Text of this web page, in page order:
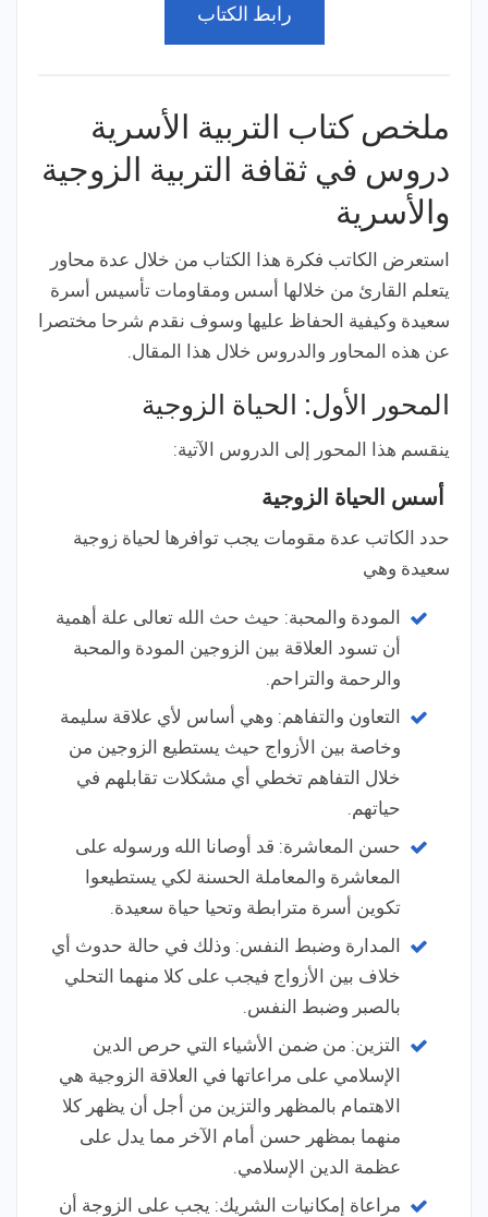
رابط الكتاب
ملخص كتاب التربية الأسرية
دروس في ثقافة التربية الزوجية
والأسرية
استعرض الكاتب فكرة هذا الكتاب من خلال عدة محاور
يتعلم القارئ من خلالها أسس ومقاومات تأسيس أسرة
سعيدة وكيفية الحفاظ عليها وسوف نقدم شرحا مختصرا
عن هذه المحاور والدروس خلال هذا المقال.
المحور الأول: الحياة الزوجية
ينقسم هذا المحور إلى الدروس الآتية:
أسس الحياة الزوجية
حدد الكاتب عدة مقومات يجب توافرها لحياة زوجية
سعيدة وهي
المودة والمحبة: حيث حث الله تعالى علة أهمية
أن تسود العلاقة بين الزوجين المودة والمحبة
والرحمة والتراحم.
التعاون والتفاهم: وهي أساس لأي علاقة سليمة
وخاصة بين الأزواج حيث يستطيع الزوجين من
خلال التفاهم تخطي أي مشكلات تقابلهم في
حياتهم.
حسن المعاشرة: قد أوصانا الله ورسوله على
المعاشرة والمعاملة الحسنة لكي يستطيعوا
تكوين أسرة مترابطة وتحيا حياة سعيدة.
المدارة وضبط النفس: وذلك في حالة حدوث أي
خلاف بين الأزواج فيجب على كلا منهما التحلي
بالصبر وضبط النفس.
التزين: من ضمن الأشياء التي حرص الدين
الإسلامي على مراعاتها في العلاقة الزوجية هي
الاهتمام بالمظهر والتزين من أجل أن يظهر كلا
منهما بمظهر حسن أمام الآخر مما يدل على
عظمة الدين الإسلامي.
مراعاة إمكانيات الشريك: يجب على الزوجة أن